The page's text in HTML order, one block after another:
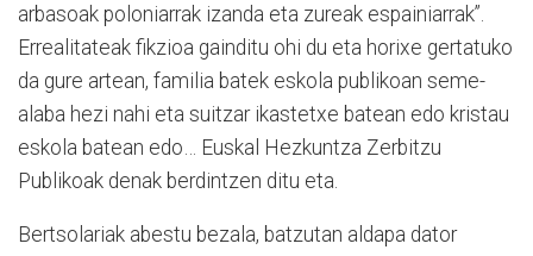
arbasoak poloniarrak izanda eta zureak espainiarrak”.
Errealitateak fikzioa gainditu ohi du eta horixe gertatuko
da gure artean, familia batek eskola publikoan seme-
alaba hezi nahi eta suitzar ikastetxe batean edo kristau
eskola batean edo… Euskal Hezkuntza Zerbitzu
Publikoak denak berdintzen ditu eta.
Bertsolariak abestu bezala, batzutan aldapa dator